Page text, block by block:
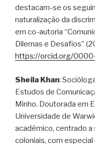
destacam-se os
naturalização da
em co-autoria
Dilemas e Desafios”
https://orcid.org/
Sheila Khan:
Estudos de
Minho. Doutorada em
Universidade de
académico, centrado
coloniais, com